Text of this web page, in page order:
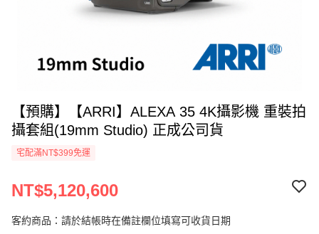
【預購】【ARRI】ALEXA 35 4K攝影機 重裝拍
攝套組(19mm Studio) 正成公司貨
宅配滿NT$399免運
NT$5,120,600
客約商品：請於結帳時在備註欄位填寫可收貨日期